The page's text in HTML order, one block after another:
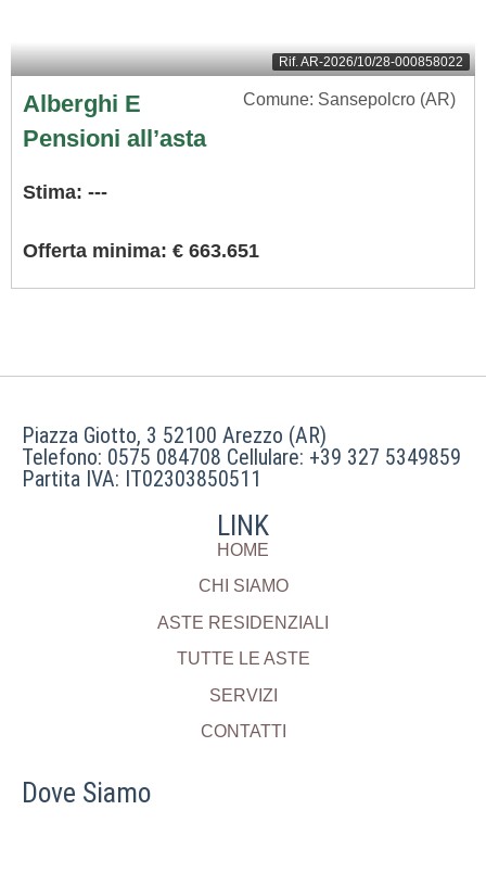
Rif.AR-2026/10/28-000858022
Alberghi E
Pensioni all’asta
Comune: Sansepolcro (AR)
Stima: ---
Offerta minima: € 663.651
Piazza Giotto, 3 52100 Arezzo (AR)
Telefono: 0575 084708 Cellulare: +39 327 5349859
Partita IVA: IT02303850511
LINK
HOME
CHI SIAMO
ASTE RESIDENZIALI
TUTTE LE ASTE
SERVIZI
CONTATTI
Dove Siamo